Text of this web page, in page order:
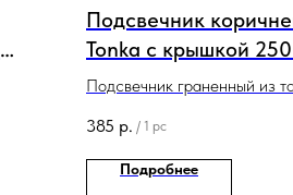
Подсвечник
Tonka с крышкой
Подсвечник граненный из
плоской крышкой с
кольцом.
385 р. / 1 pc
Подробнее